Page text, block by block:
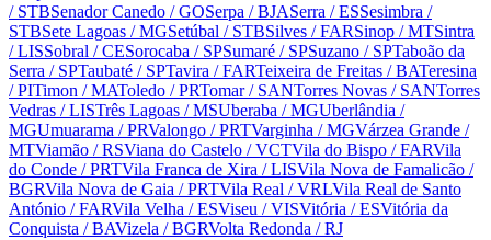
/ STBSenador Canedo / GOSerpa / BJASerra / ESSesimbra /
STBSete Lagoas / MGSetúbal / STBSilves / FARSinop / MTSintra
/ LISSobral / CESorocaba / SPSumaré / SPSuzano / SPTaboão da
Serra / SPTaubaté / SPTavira / FARTeixeira de Freitas / BATeresina
/ PITimon / MAToledo / PRTomar/ SANTorres Novas / SANTorres
Vedras / LISTrês Lagoas / MSUberaba / MGUberlândia /
MGUmuarama / PRValongo / PRTVarginha / MGVárzea Grande /
MTViamão / RSViana do Castelo / VCTVila do Bispo / FARVila
do Conde / PRTVila Franca de Xira / LISVila Nova de Famalicão /
BGRVila Nova de Gaia / PRTVila Real / VRLVila Real de Santo
António / FARVila Velha / ESViseu / VISVitória / ESVitória da
Conquista / BAVizela / BGRVolta Redonda / RJ